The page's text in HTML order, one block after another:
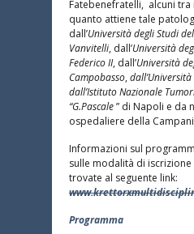
Fatebenefratelli, alcuni
quanto attiene tale
dall’Università degli Studi
Vanvitelli, dall’Università
Federico II, dall’Università
Campobasso,
dall’Istituto Nazionale
“G.Pascale” di Napoli e da
ospedaliere della
Informazioni sul
sulle modalità di
trovate al seguente link:
Programma